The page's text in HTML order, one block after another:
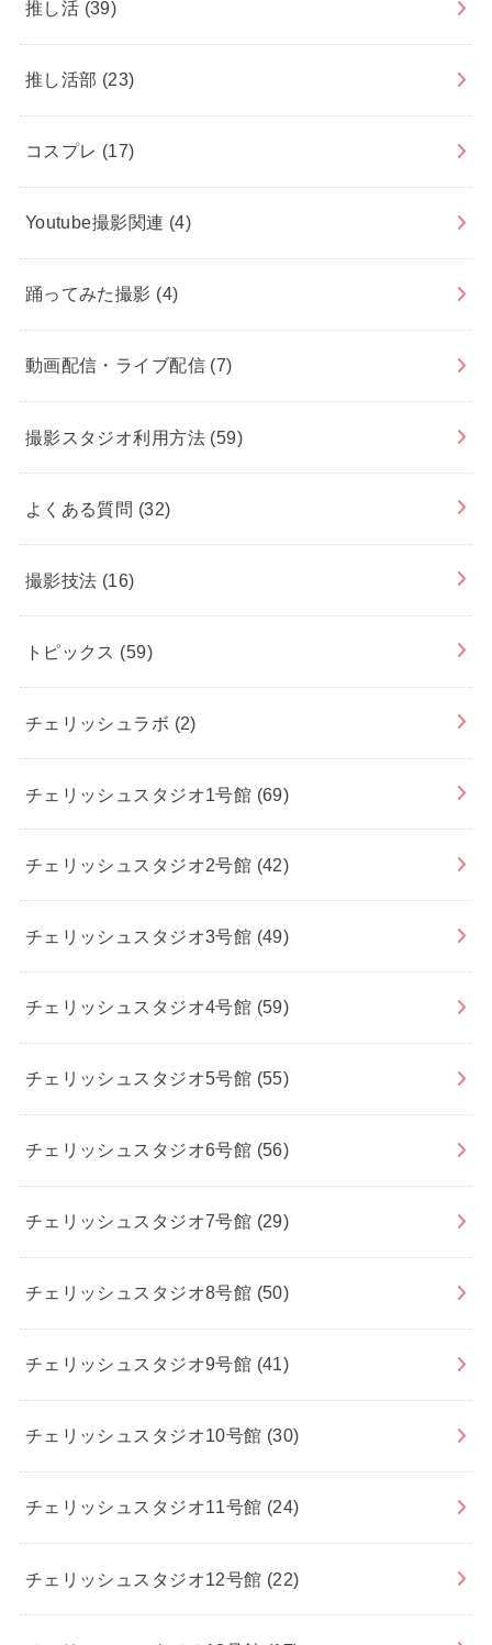
推し活 (39)
推し活部 (23)
コスプレ (17)
Youtube撮影関連 (4)
踊ってみた撮影 (4)
動画配信・ライブ配信 (7)
撮影スタジオ利用方法 (59)
よくある質問 (32)
撮影技法 (16)
トピックス (59)
チェリッシュラボ (2)
チェリッシュスタジオ1号館 (69)
チェリッシュスタジオ2号館 (42)
チェリッシュスタジオ3号館 (49)
チェリッシュスタジオ4号館 (59)
チェリッシュスタジオ5号館 (55)
チェリッシュスタジオ6号館 (56)
チェリッシュスタジオ7号館 (29)
チェリッシュスタジオ8号館 (50)
チェリッシュスタジオ9号館 (41)
チェリッシュスタジオ10号館 (30)
チェリッシュスタジオ11号館 (24)
チェリッシュスタジオ12号館 (22)